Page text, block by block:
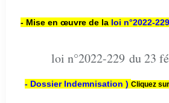
- Mise en œuvre de la loi n°2022-229
loi n°2022-229 du 23
- Dossier Indemnisation ) Cliquez